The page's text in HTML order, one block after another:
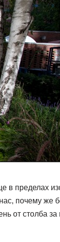
в пределах
почему же
от столба